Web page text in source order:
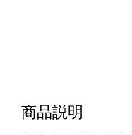
商品説明